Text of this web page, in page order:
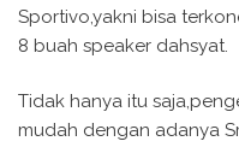
Sportivo,yakni bisa
8 buah speaker dahsyat.
Tidak hanya itu
mudah dengan adanya